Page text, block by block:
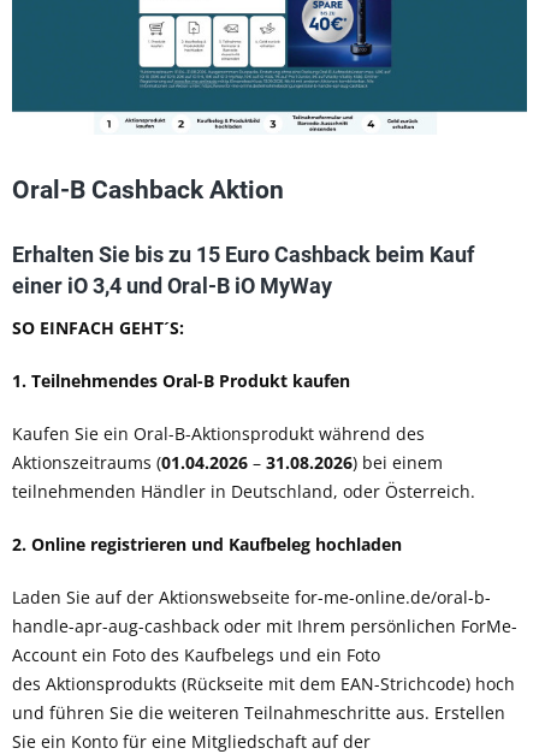
Oral-B Cashback Aktion
Erhalten Sie bis zu 15 Euro Cashback beim Kauf
einer iO 3,4 und Oral-B iO MyWay
SO EINFACH GEHT´S:
1. Teilnehmendes Oral-B Produkt kaufen
Kaufen Sie ein Oral-B-Aktionsprodukt während des
Aktionszeitraums (01.04.2026 – 31.08.2026) bei einem
teilnehmenden Händler in Deutschland, oder Österreich.
2. Online registrieren und Kaufbeleg hochladen
Laden Sie auf der Aktionswebseite for-me-online.de/oral-b-
handle-apr-aug-cashback oder mit Ihrem persönlichen ForMe-
Account ein Foto des Kaufbelegs und ein Foto
des Aktionsprodukts (Rückseite mit dem EAN-Strichcode) hoch
und führen Sie die weiteren Teilnahmeschritte aus. Erstellen
Sie ein Konto für eine Mitgliedschaft auf der